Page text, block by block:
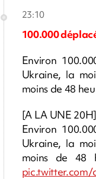
23:10
100.000
Environ
Ukraine, la
moins de 48
[A LA UNE 20H]
Environ
Ukraine, la
moins de 48
pic.twitter.com/